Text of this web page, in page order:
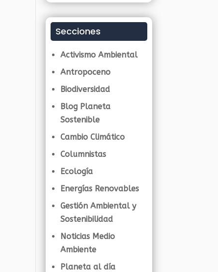
Secciones
Activismo Ambiental
Antropoceno
Biodiversidad
Blog Planeta
Sostenible
Cambio Climático
Columnistas
Ecología
Energías Renovables
Gestión Ambiental y
Sostenibilidad
Noticias Medio
Ambiente
Planeta al día